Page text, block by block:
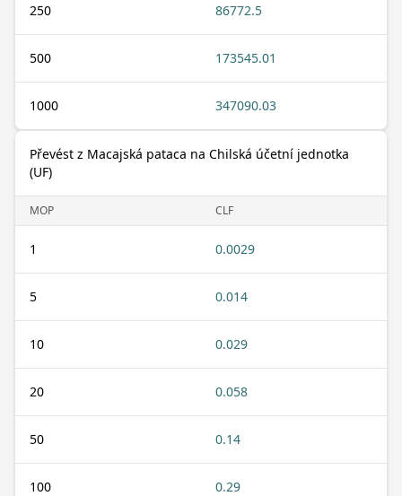
250 86772.5
500 173545.01
1000 347090.03
Převést z Macajská pataca na Chilská účetní jednotka
(UF)
MOP CLF
1 0.0029
5 0.014
10 0.029
20 0.058
50 0.14
100 0.29